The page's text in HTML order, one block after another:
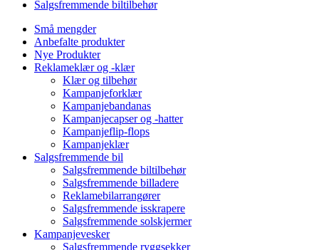
Salgsfremmende biltilbehør
Små mengder
Anbefalte produkter
Nye Produkter
Reklameklær og -klær
Klær og tilbehør
Kampanjeforklær
Kampanjebandanas
Kampanjecapser og -hatter
Kampanjeflip-flops
Kampanjeklær
Salgsfremmende bil
Salgsfremmende biltilbehør
Salgsfremmende billadere
Reklamebilarrangører
Salgsfremmende isskrapere
Salgsfremmende solskjermer
Kampanjevesker
Salgsfremmende ryggsekker